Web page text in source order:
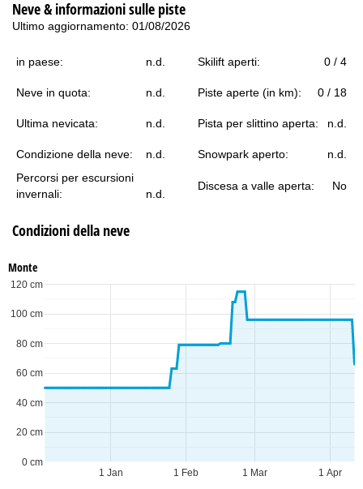
Neve & informazioni sulle piste
Ultimo aggiornamento: 01/08/2026
in paese: n.d. Skilift aperti: 0 / 4
Neve in quota: n.d. Piste aperte (in km): 0 / 18
Ultima nevicata: n.d. Pista per slittino aperta: n.d.
Condizione della neve: n.d. Snowpark aperto:
n.d.
Percorsi per escursioni
invernali:
n.d.
Discesa a valle aperta: No
Condizioni della neve
Monte
1 Jan 1 Feb 1 Mar 1 Apr
0 cm
20 cm
40 cm
60 cm
80 cm
100 cm
120 cm